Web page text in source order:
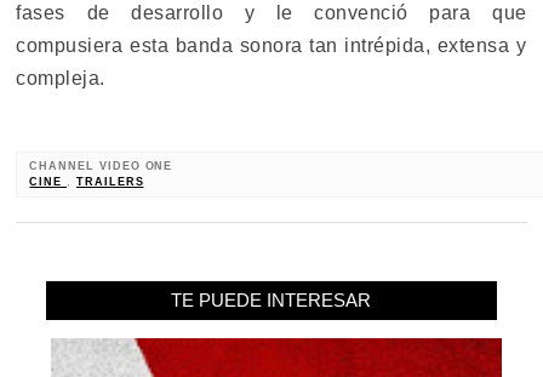
fases de desarrollo y le convenció para que
compusiera esta banda sonora tan intrépida, extensa y
compleja.
CHANNEL VIDEO ONE
CINE
TRAILERS
TE PUEDE INTERESAR